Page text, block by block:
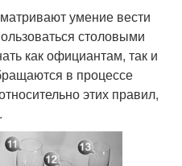
умение вести
столовыми
как официантам, так и
в процессе
этих правил,